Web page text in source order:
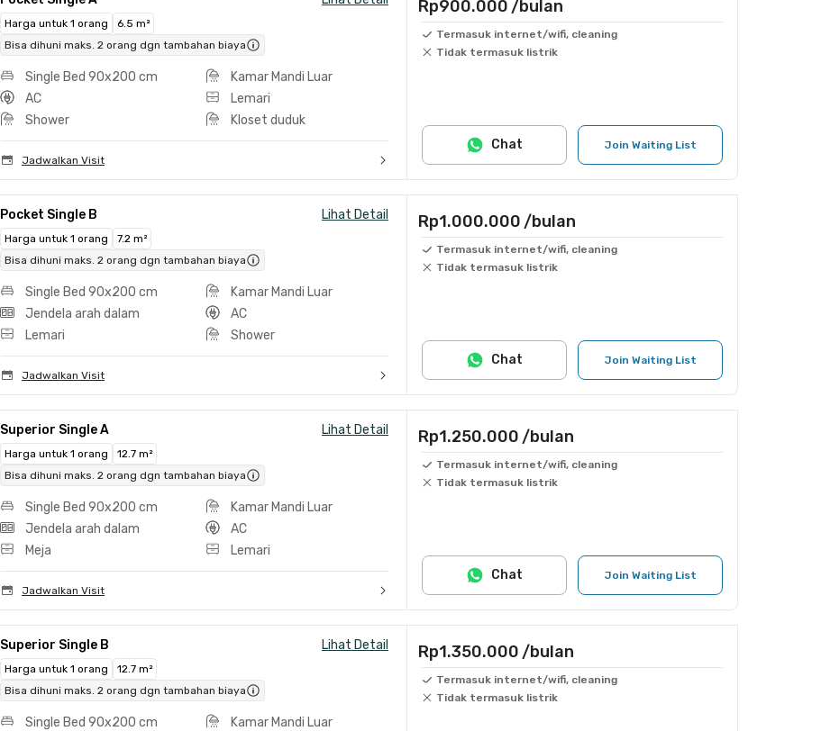
Harga untuk 1 orang
6.5 m²
Bisa dihuni maks. 2 orang dgn tambahan biaya
Single Bed 90x200 cm
Kamar Mandi Luar
AC
Lemari
Shower
Kloset duduk
Jadwalkan Visit
Rp900.000 /bulan
Termasuk internet/wifi, cleaning
Tidak termasuk listrik
Join Waiting List
Chat
Pocket Single B Lihat Detail
Harga untuk 1 orang
7.2 m²
Bisa dihuni maks. 2 orang dgn tambahan biaya
Single Bed 90x200 cm
Kamar Mandi Luar
Jendela arah dalam
AC
Lemari
Shower
Jadwalkan Visit
Rp1.000.000 /bulan
Termasuk internet/wifi, cleaning
Tidak termasuk listrik
Join Waiting List
Chat
Superior Single A Lihat Detail
Harga untuk 1 orang
12.7 m²
Bisa dihuni maks. 2 orang dgn tambahan biaya
Single Bed 90x200 cm
Kamar Mandi Luar
Jendela arah dalam
AC
Meja
Lemari
Jadwalkan Visit
Rp1.250.000 /bulan
Termasuk internet/wifi, cleaning
Tidak termasuk listrik
Join Waiting List
Chat
Superior Single B Lihat Detail
Harga untuk 1 orang
12.7 m²
Bisa dihuni maks. 2 orang dgn tambahan biaya
Single Bed 90x200 cm
Kamar Mandi Luar
Rp1.350.000 /bulan
Termasuk internet/wifi, cleaning
Tidak termasuk listrik